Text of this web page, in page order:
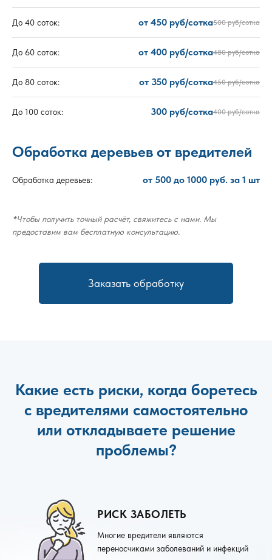
До 40 соток: от 450 руб/сотка500 руб/сотка
До 60 соток: от 400 руб/сотка480 руб/сотка
До 80 соток: от 350 руб/сотка450 руб/сотка
До 100 соток: 300 руб/сотка400 руб/сотка
Обработка деревьев от вредителей
Обработка деревьев: от 500 до 1000 руб. за 1 шт
*Чтобы получить точный расчёт, свяжитесь с нами. Мы
предоставим вам бесплатную консультацию.
Заказать обработку
Какие есть риски, когда боретесь
с вредителями самостоятельно
или откладываете решение
проблемы?
РИСК ЗАБОЛЕТЬ
Многие вредители являются
переносчиками заболеваний и инфекций